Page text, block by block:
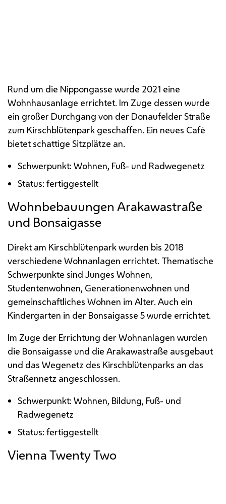
Rund um die Nippongasse wurde 2021 eine
Wohnhausanlage errichtet. Im Zuge dessen wurde
ein großer Durchgang von der Donaufelder Straße
zum Kirschblütenpark geschaffen. Ein neues Café
bietet schattige Sitzplätze an.
Schwerpunkt: Wohnen, Fuß- und Radwegenetz
Status: fertiggestellt
Wohnbebauungen Arakawastraße
und Bonsaigasse
Direkt am Kirschblütenpark wurden bis 2018
verschiedene Wohnanlagen errichtet. Thematische
Schwerpunkte sind Junges Wohnen,
Studentenwohnen, Generationenwohnen und
gemeinschaftliches Wohnen im Alter. Auch ein
Kindergarten in der Bonsaigasse 5 wurde errichtet.
Im Zuge der Errichtung der Wohnanlagen wurden
die Bonsaigasse und die Arakawastraße ausgebaut
und das Wegenetz des Kirschblütenparks an das
Straßennetz angeschlossen.
Schwerpunkt: Wohnen, Bildung, Fuß- und
Radwegenetz
Status: fertiggestellt
Vienna Twenty Two